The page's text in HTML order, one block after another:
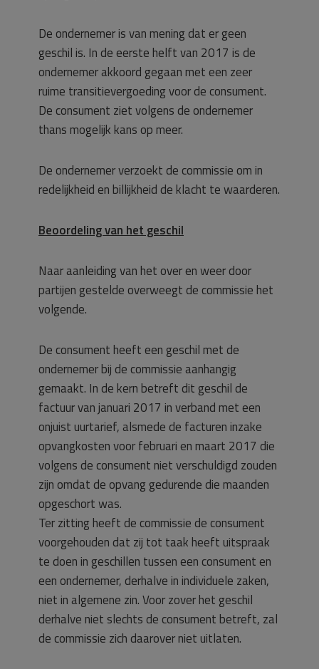
De ondernemer is van mening dat er geen
geschil is. In de eerste helft van 2017 is de
ondernemer akkoord gegaan met een zeer
ruime transitievergoeding voor de consument.
De consument ziet volgens de ondernemer
thans mogelijk kans op meer.
De ondernemer verzoekt de commissie om in
redelijkheid en billijkheid de klacht te waarderen.
Beoordeling van het geschil
Naar aanleiding van het over en weer door
partijen gestelde overweegt de commissie het
volgende.
De consument heeft een geschil met de
ondernemer bij de commissie aanhangig
gemaakt. In de kern betreft dit geschil de
factuur van januari 2017 in verband met een
onjuist uurtarief, alsmede de facturen inzake
opvangkosten voor februari en maart 2017 die
volgens de consument niet verschuldigd zouden
zijn omdat de opvang gedurende die maanden
opgeschort was.
Ter zitting heeft de commissie de consument
voorgehouden dat zij tot taak heeft uitspraak
te doen in geschillen tussen een consument en
een ondernemer, derhalve in individuele zaken,
niet in algemene zin. Voor zover het geschil
derhalve niet slechts de consument betreft, zal
de commissie zich daarover niet uitlaten.